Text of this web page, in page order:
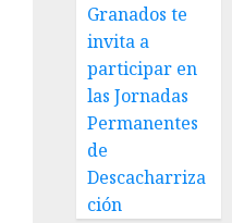
Granados te
invita a
participar en
las Jornadas
Permanentes
de
Descacharriza
ción